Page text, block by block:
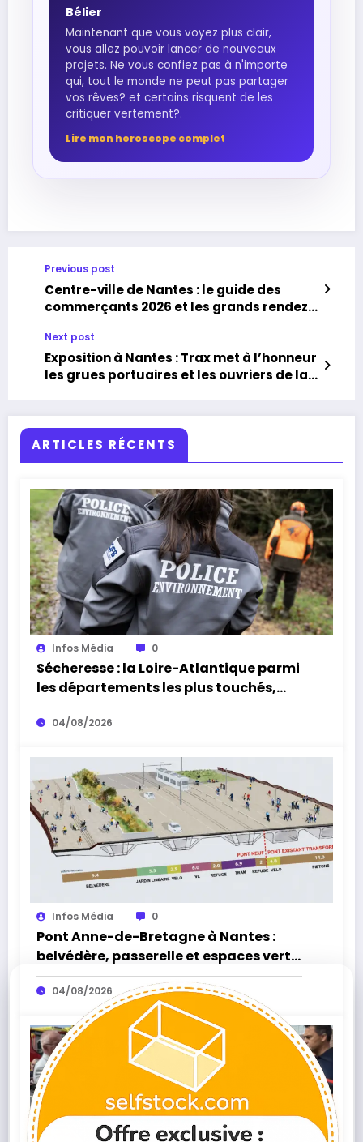
Bélier
Maintenant que vous voyez plus clair,
vous allez pouvoir lancer de nouveaux
projets. Ne vous confiez pas à n'importe
qui, tout le monde ne peut pas partager
vos rêves? et certains risquent de les
critiquer vertement?.
Lire mon horoscope complet
Previous post
Centre-ville de Nantes : le guide des
commerçants 2026 et les grands rendez-
Next post
Exposition à Nantes : Trax met à l’honneur
les grues portuaires et les ouvriers de la
ARTICLES RÉCENTS
Infos Média 0
Sécheresse : la Loire-Atlantique parmi
les départements les plus touchés,
alerte l’Office français de la
biodiversité
04/08/2026
Infos Média 0
Pont Anne-de-Bretagne à Nantes :
belvédère, passerelle et espaces verts,
la réouverture approche
04/08/2026